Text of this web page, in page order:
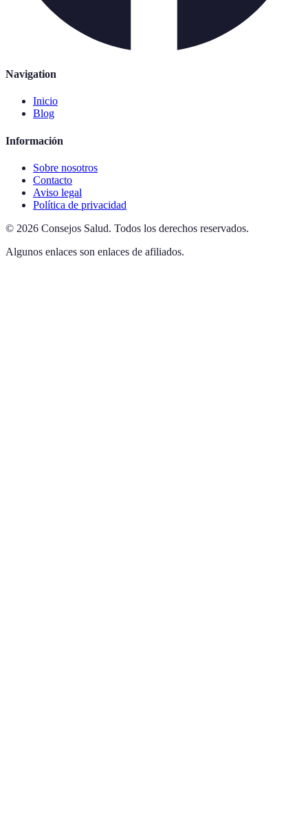
Navigation
Inicio
Blog
Información
Sobre nosotros
Contacto
Aviso legal
Política de privacidad
© 2026 Consejos Salud. Todos los derechos reservados.
Algunos enlaces son enlaces de afiliados.